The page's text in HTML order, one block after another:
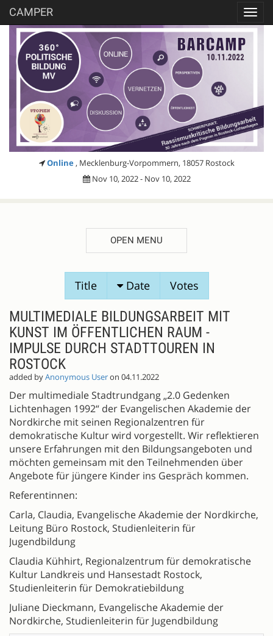
CAMPER
Online , Mecklenburg-Vorpommern, 18057 Rostock
Nov 10, 2022 - Nov 10, 2022
OPEN MENU
Title Date Votes
MULTIMEDIALE BILDUNGSARBEIT MIT
KUNST IM ÖFFENTLICHEN RAUM -
IMPULSE DURCH STADTTOUREN IN
ROSTOCK
added byAnonymous Useron 04.11.2022
Der multimediale Stadtrundgang „2.0 Gedenken
Lichtenhagen 1992“ der Evangelischen Akademie der
Nordkirche mit seinen Regionalzentren für
demokratische Kultur wird vorgestellt. Wir reflektieren
unsere Erfahrungen mit den Bildungsangeboten und
möchten gemeinsam mit den Teilnehmenden über
Angebote für jüngere Kinder ins Gespräch kommen.
Referentinnen:
Carla, Claudia, Evangelische Akademie der Nordkirche,
Leitung Büro Rostock, Studienleiterin für
Jugendbildung
Claudia Kühhirt, Regionalzentrum für demokratische
Kultur Landkreis und Hansestadt Rostock,
Studienleiterin für Demokratiebildung
Juliane Dieckmann, Evangelische Akademie der
Nordkirche, Studienleiterin für Jugendbildung